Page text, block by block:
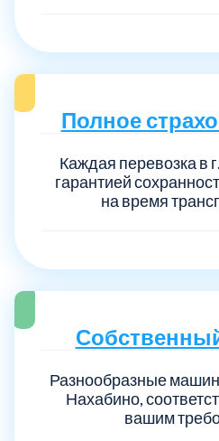
Полное
Каждая перевозка в
гарантией
на время
Разнообразные
Нахабино,
вашим